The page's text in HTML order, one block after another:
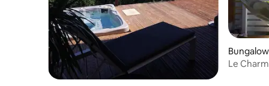
Bungalow
Le